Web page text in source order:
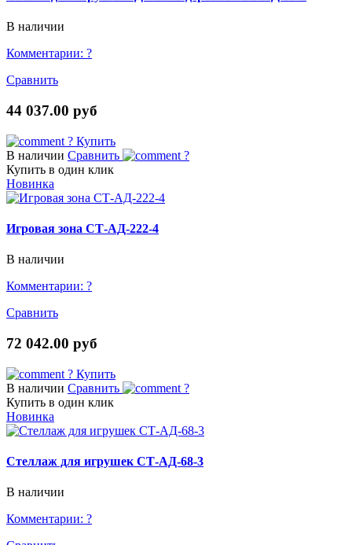
В наличии
Комментарии: ?
Сравнить
44 037.00 руб
? Купить
В наличии Сравнить
?
Купить в один клик
Новинка
Игровая зона СТ-АД-222-4
В наличии
Комментарии: ?
Сравнить
72 042.00 руб
? Купить
В наличии Сравнить
?
Купить в один клик
Новинка
Стеллаж для игрушек СТ-АД-68-3
В наличии
Комментарии: ?